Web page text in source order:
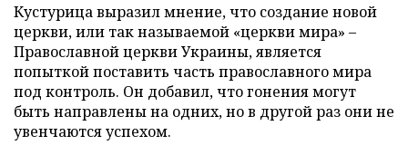
Кустурица выразил мнение, что создание новой
церкви, или так называемой «церкви мира» –
Православной церкви Украины, является
попыткой поставить часть православного мира
под контроль. Он добавил, что гонения могут
быть направлены на одних, но в другой раз они не
увенчаются успехом.